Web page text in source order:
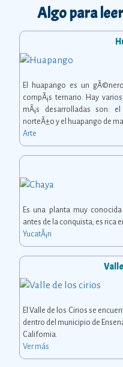
Algo para
El huapango es un
compÃ¡s ternario. Hay
mÃ¡s desarrolladas son:
norteÃ±o y el huapango de
Arte
Es una planta muy
antes de la conquista; es rica
YucatÃ¡n
El Valle de los Cirios se
dentro del municipio de
California.
Ver más